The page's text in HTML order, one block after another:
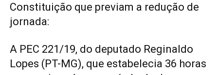
Constituição que previam a redução de
jornada:
A PEC 221/19, do deputado Reginaldo
Lopes (PT-MG), que estabelecia 36 horas